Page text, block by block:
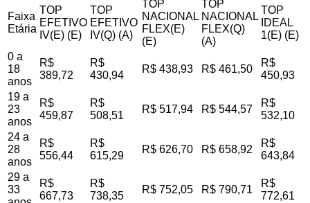
Faixa
Etária
TOP
EFETIVO
IV(E) (E)
TOP
EFETIVO
IV(Q) (A)
TOP
NACIONAL
FLEX(E)
(E)
TOP
NACIONAL
FLEX(Q)
(A)
TOP
IDEAL
1(E) (E)
0 a
18
anos
R$
389,72
R$
430,94
R$ 438,93 R$ 461,50
R$
450,93
19 a
23
anos
R$
459,87
R$
508,51
R$ 517,94 R$ 544,57
R$
532,10
24 a
28
anos
R$
556,44
R$
615,29
R$ 626,70 R$ 658,92
R$
643,84
29 a
33
R$
667,73
R$
738,35
R$ 752,05 R$ 790,71
R$
772,61